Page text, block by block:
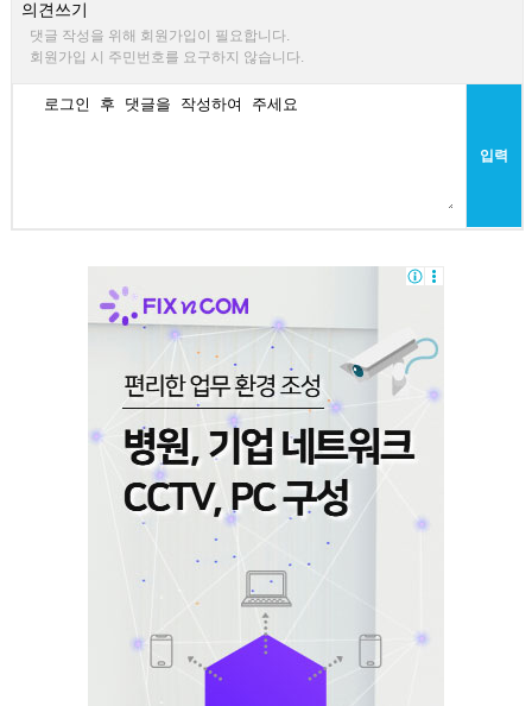
의견쓰기
댓글 작성을 위해 회원가입이 필요합니다.
회원가입 시 주민번호를 요구하지 않습니다.
입력